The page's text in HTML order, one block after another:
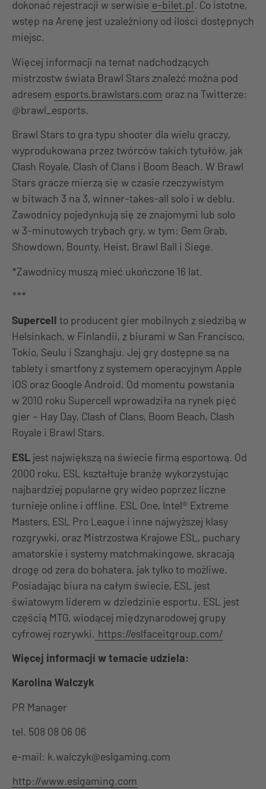
dokonać rejestracji w serwisie e-bilet.pl. Co istotne,
wstęp na Arenę jest uzależniony od ilości dostępnych
miejsc.
Więcej informacji na temat nadchodzących
mistrzostw świata Brawl Stars znaleźć można pod
adresem esports.brawlstars.com oraz na Twitterze:
@brawl_esports.
Brawl Stars to gra typu shooter dla wielu graczy,
wyprodukowana przez twórców takich tytułów, jak
Clash Royale, Clash of Clans i Boom Beach. W Brawl
Stars gracze mierzą się w czasie rzeczywistym
w bitwach 3 na 3, winner-takes-all solo i w deblu.
Zawodnicy pojedynkują się ze znajomymi lub solo
w 3-minutowych trybach gry, w tym: Gem Grab,
Showdown, Bounty, Heist, Brawl Ball i Siege.
*Zawodnicy muszą mieć ukończone 16 lat.
***
Supercell to producent gier mobilnych z siedzibą w
Helsinkach, w Finlandii, z biurami w San Francisco,
Tokio, Seulu i Szanghaju. Jej gry dostępne są na
tablety i smartfony z systemem operacyjnym Apple
iOS oraz Google Android. Od momentu powstania
w 2010 roku Supercell wprowadziła na rynek pięć
gier – Hay Day, Clash of Clans, Boom Beach, Clash
Royale i Brawl Stars.
ESL jest największą na świecie firmą esportową. Od
2000 roku, ESL kształtuje branżę wykorzystując
najbardziej popularne gry wideo poprzez liczne
turnieje online i offline. ESL One, Intel® Extreme
Masters, ESL Pro League i inne najwyższej klasy
rozgrywki, oraz Mistrzostwa Krajowe ESL, puchary
amatorskie i systemy matchmakingowe, skracają
drogę od zera do bohatera, jak tylko to możliwe.
Posiadając biura na całym świecie, ESL jest
światowym liderem w dziedzinie esportu. ESL jest
częścią MTG, wiodącej międzynarodowej grupy
cyfrowej rozrywki. https://eslfaceitgroup.com/
Więcej informacji w temacie udziela:
Karolina Walczyk
PR Manager
tel. 508 08 06 06
e-mail: k.walczyk@eslgaming.com
http://www.eslgaming.com